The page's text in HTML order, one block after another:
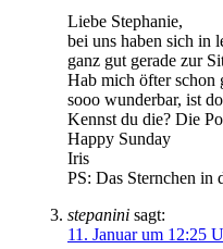
Liebe Stephanie,
bei uns haben sich in
ganz gut gerade zur
Hab mich öfter schon
sooo wunderbar, ist
Kennst du die? Die
Happy Sunday
Iris
PS: Das Sternchen in
stepanini sagt:
11. Januar um 12:25